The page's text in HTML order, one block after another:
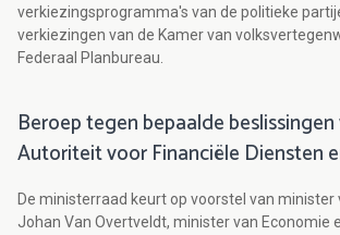
verkiezingsprogramma's van de politieke
verkiezingen van de Kamer van
Federaal Planbureau.
Beroep tegen bepaalde
Autoriteit voor Financiële Diensten
De ministerraad keurt op voorstel van minister
Johan Van Overtveldt, minister van Economie